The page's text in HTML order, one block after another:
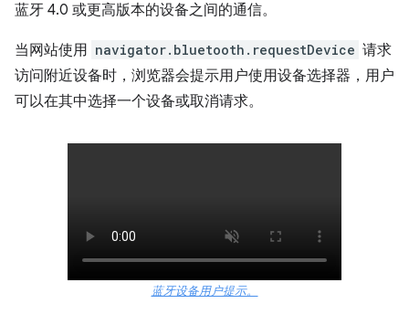
蓝牙 4.0 或更高版本的设备之间的通信。
当网站使用 navigator.bluetooth.requestDevice 请求
访问附近设备时，浏览器会提示用户使用设备选择器，用户
可以在其中选择一个设备或取消请求。
蓝牙设备用户提示。